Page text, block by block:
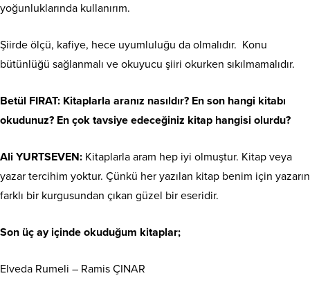
yoğunluklarında kullanırım.
Şiirde ölçü, kafiye, hece uyumluluğu da olmalıdır. Konu
bütünlüğü sağlanmalı ve okuyucu şiiri okurken sıkılmamalıdır.
Betül FIRAT: Kitaplarla aranız nasıldır? En son hangi kitabı
okudunuz? En çok tavsiye edeceğiniz kitap hangisi olurdu?
Ali YURTSEVEN: Kitaplarla aram hep iyi olmuştur. Kitap veya
yazar tercihim yoktur. Çünkü her yazılan kitap benim için yazarın
farklı bir kurgusundan çıkan güzel bir eseridir.
Son üç ay içinde okuduğum kitaplar;
Elveda Rumeli – Ramis ÇINAR